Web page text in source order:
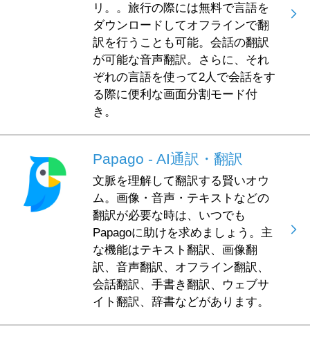
リ。。旅行の際には無料で言語を
ダウンロードしてオフラインで翻
訳を行うことも可能。会話の翻訳
が可能な音声翻訳。さらに、それ
ぞれの言語を使って2人で会話をす
る際に便利な画面分割モード付
き。
Papago - AI通訳・翻訳
文脈を理解して翻訳する賢いオウ
ム。画像・音声・テキストなどの
翻訳が必要な時は、いつでも
Papagoに助けを求めましょう。主
な機能はテキスト翻訳、画像翻
訳、音声翻訳、オフライン翻訳、
会話翻訳、手書き翻訳、ウェブサ
イト翻訳、辞書などがあります。